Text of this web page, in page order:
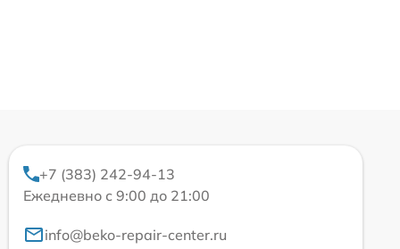
+7 (383) 242-94-13
Ежедневно с 9:00 до 21:00
info@beko-repair-center.ru